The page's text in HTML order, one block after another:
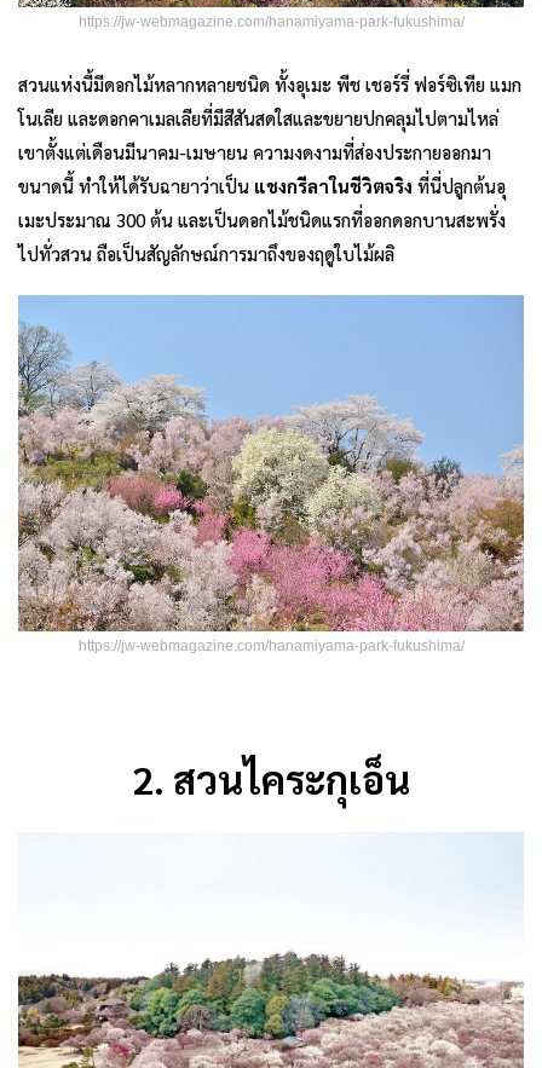
https://jw-webmagazine.com/hanamiyama-park-fukushima/
สวนแห่งนี้มีดอกไม้หลากหลายชนิด ทั้งอุเมะ พีช เชอร์รี่ ฟอร์ซิเทีย แมก
โนเลีย และดอกคาเมลเลียที่มีสีสันสดใสและขยายปกคลุมไปตามไหล่
เขาตั้งแต่เดือนมีนาคม-เมษายน ความงดงามที่ส่องประกายออกมา
ขนาดนี้ ทำให้ได้รับฉายาว่าเป็น แชงกรีลาในชีวิตจริง ที่นี่ปลูกต้นอุ
เมะประมาณ 300 ต้น และเป็นดอกไม้ชนิดแรกที่ออกดอกบานสะพรั่ง
ไปทั่วสวน ถือเป็นสัญลักษณ์การมาถึงของฤดูใบไม้ผลิ
https://jw-webmagazine.com/hanamiyama-park-fukushima/
2. สวนไคระกุเอ็น